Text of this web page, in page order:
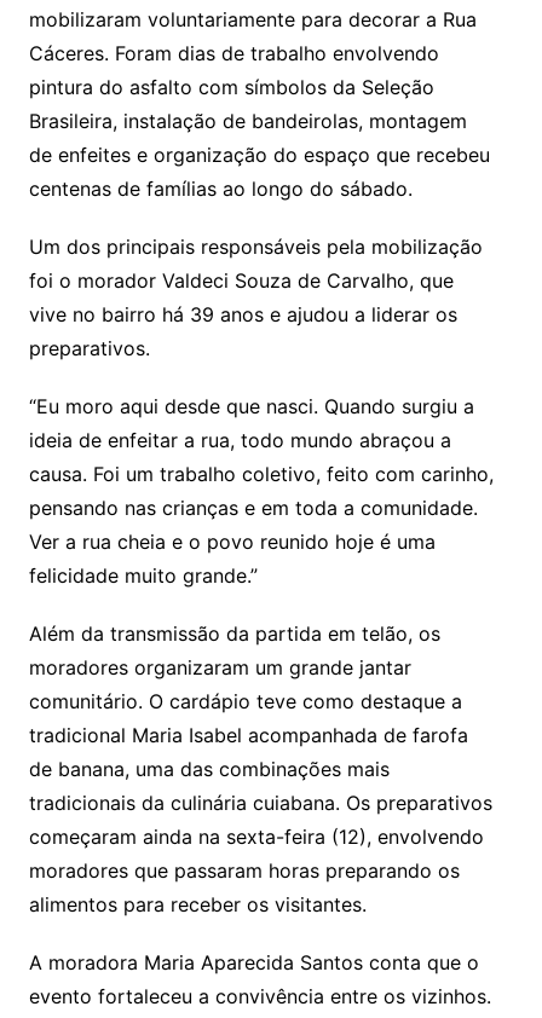
mobilizaram voluntariamente para decorar a Rua
Cáceres. Foram dias de trabalho envolvendo
pintura do asfalto com símbolos da Seleção
Brasileira, instalação de bandeirolas, montagem
de enfeites e organização do espaço que recebeu
centenas de famílias ao longo do sábado.
Um dos principais responsáveis pela mobilização
foi o morador Valdeci Souza de Carvalho, que
vive no bairro há 39 anos e ajudou a liderar os
preparativos.
“Eu moro aqui desde que nasci. Quando surgiu a
ideia de enfeitar a rua, todo mundo abraçou a
causa. Foi um trabalho coletivo, feito com carinho,
pensando nas crianças e em toda a comunidade.
Ver a rua cheia e o povo reunido hoje é uma
felicidade muito grande.”
Além da transmissão da partida em telão, os
moradores organizaram um grande jantar
comunitário. O cardápio teve como destaque a
tradicional Maria Isabel acompanhada de farofa
de banana, uma das combinações mais
tradicionais da culinária cuiabana. Os preparativos
começaram ainda na sexta-feira (12), envolvendo
moradores que passaram horas preparando os
alimentos para receber os visitantes.
A moradora Maria Aparecida Santos conta que o
evento fortaleceu a convivência entre os vizinhos.